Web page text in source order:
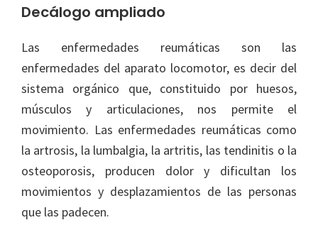
Decálogo ampliado
Las enfermedades reumáticas son las
enfermedades del aparato locomotor, es decir del
sistema orgánico que, constituido por huesos,
músculos y articulaciones, nos permite el
movimiento. Las enfermedades reumáticas como
la artrosis, la lumbalgia, la artritis, las tendinitis o la
osteoporosis, producen dolor y dificultan los
movimientos y desplazamientos de las personas
que las padecen.